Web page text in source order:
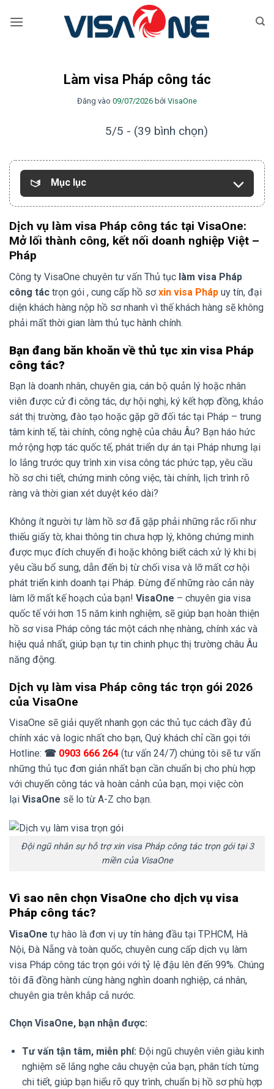
qua
Làm visa Pháp công tác
Đăng vào 09/07/2026 bởi VisaOne
5/5 - (39 bình chọn)
Mục lục
Dịch vụ làm visa Pháp công tác tại VisaOne:
Mở lối thành công, kết nối doanh nghiệp Việt –
Pháp
Công ty VisaOne chuyên tư vấn Thủ tục làm visa Pháp
công tác trọn gói , cung cấp hồ sơxin visa Pháp uy tín, đại
diện khách hàng nộp hồ sơ nhanh vì thế khách hàng sẽ không
phải mất thời gian làm thủ tục hành chính.
Bạn đang băn khoăn về thủ tục xin visa Pháp
công tác?
Bạn là doanh nhân, chuyên gia, cán bộ quản lý hoặc nhân
viên được cử đi công tác, dự hội nghị, ký kết hợp đồng, khảo
sát thị trường, đào tạo hoặc gặp gỡ đối tác tại Pháp – trung
tâm kinh tế, tài chính, công nghệ của châu Âu? Bạn háo hức
mở rộng hợp tác quốc tế, phát triển dự án tại Pháp nhưng lại
lo lắng trước quy trình xin visa công tác phức tạp, yêu cầu
hồ sơ chi tiết, chứng minh công việc, tài chính, lịch trình rõ
ràng và thời gian xét duyệt kéo dài?
Không ít người tự làm hồ sơ đã gặp phải những rắc rối như
thiếu giấy tờ, khai thông tin chưa hợp lý, không chứng minh
được mục đích chuyến đi hoặc không biết cách xử lý khi bị
yêu cầu bổ sung, dẫn đến bị từ chối visa và lỡ mất cơ hội
phát triển kinh doanh tại Pháp. Đừng để những rào cản này
làm lỡ mất kế hoạch của bạn! VisaOne – chuyên gia visa
quốc tế với hơn 15 năm kinh nghiệm, sẽ giúp bạn hoàn thiện
hồ sơ visa Pháp công tác một cách nhẹ nhàng, chính xác và
hiệu quả nhất, giúp bạn tự tin chinh phục thị trường châu Âu
năng động.
Dịch vụ làm visa Pháp công tác trọn gói 2026
của VisaOne
VisaOne sẽ giải quyết nhanh gọn các thủ tục cách đầy đủ
chính xác và logic nhất cho bạn, Quý khách chỉ cần gọi tới
Hotline: ☎ 0903 666 264 (tư vấn 24/7) chúng tôi sẽ tư vấn
những thủ tục đơn giản nhất bạn cần chuẩn bị cho phù hợp
với chuyến công tác và hoàn cảnh của bạn, mọi việc còn
lại VisaOne sẽ lo từ A-Z cho bạn.
Đội ngũ nhân sự hỗ trợ xin visa Pháp công tác trọn gói tại 3
miền của VisaOne
Vì sao nên chọn VisaOne cho dịch vụ visa
Pháp công tác?
VisaOne tự hào là đơn vị uy tín hàng đầu tại TP.HCM, Hà
Nội, Đà Nẵng và toàn quốc, chuyên cung cấp dịch vụ làm
visa Pháp công tác trọn gói với tỷ lệ đậu lên đến 99%. Chúng
tôi đã đồng hành cùng hàng nghìn doanh nghiệp, cá nhân,
chuyên gia trên khắp cả nước.
Chọn VisaOne, bạn nhận được:
Tư vấn tận tâm, miễn phí: Đội ngũ chuyên viên giàu kinh
nghiệm sẽ lắng nghe câu chuyện của bạn, phân tích từng
chi tiết, giúp bạn hiểu rõ quy trình, chuẩn bị hồ sơ phù hợp